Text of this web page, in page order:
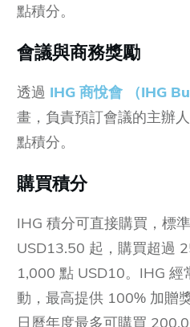
點積分。
會議與商務獎勵
透過 IHG 商悅會 （IHG
畫，負責預訂會議的主辦
點積分。
購買積分
IHG 積分可直接購買，標
USD13.50 起，購買超過
1,000 點 USD10。IHG 經
動，最高提供 100% 加贈
日曆年度最多可購買